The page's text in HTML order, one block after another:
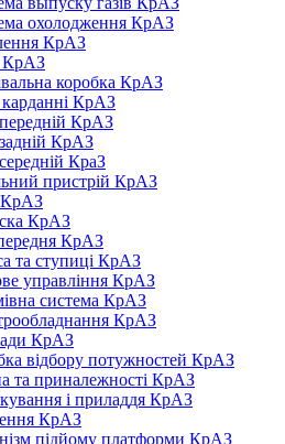
охолодження КрАЗ
КрАЗ
коробка КрАЗ
КрАЗ
КрАЗ
КрАЗ
КраЗ
пристрій КрАЗ
КрАЗ
КрАЗ
КрАЗ
та ступиці КрАЗ
управління КрАЗ
система КрАЗ
КрАЗ
КрАЗ
відбору потужностей КрАЗ
та приналежності КрАЗ
і приладдя КрАЗ
КрАЗ
підйому платформи КрАЗ